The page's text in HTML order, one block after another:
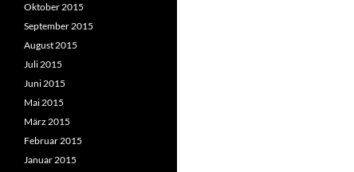
Oktober 2015
September 2015
August 2015
Juli 2015
Juni 2015
Mai 2015
März 2015
Februar 2015
Januar 2015